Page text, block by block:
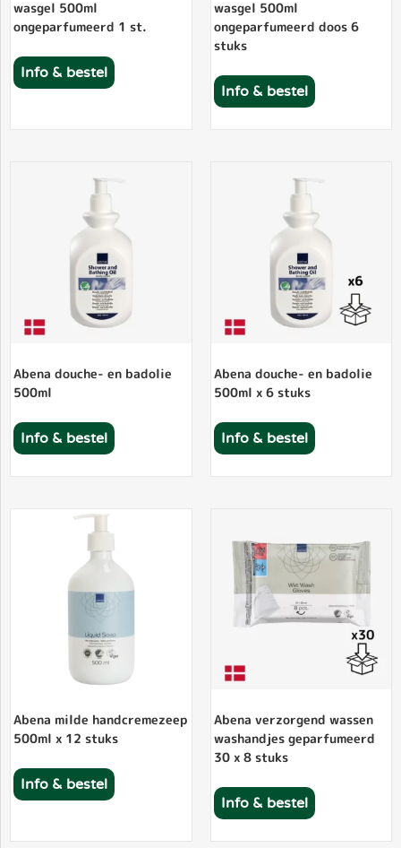
wasgel 500ml
ongeparfumeerd 1 st.
Info & bestel
wasgel 500ml
ongeparfumeerd doos 6
stuks
Info & bestel
Abena douche- en badolie
500ml
Info & bestel
Abena douche- en badolie
500ml x 6 stuks
Info & bestel
Abena milde handcremezeep
500ml x 12 stuks
Info & bestel
Abena verzorgend wassen
washandjes geparfumeerd
30 x 8 stuks
Info & bestel